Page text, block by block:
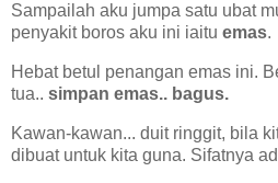
Sampailah aku jumpa satu ubat
penyakit boros aku ini iaitu emas.
Hebat betul penangan emas ini.
tua.. simpan emas.. bagus.
Kawan-kawan... duit ringgit, bila
dibuat untuk kita guna. Sifatnya